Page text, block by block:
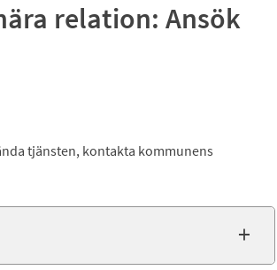
relation: Ansök
tjänsten, kontakta kommunens